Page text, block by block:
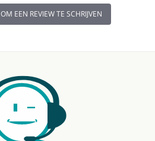
EEN REVIEW TE SCHRIJVEN